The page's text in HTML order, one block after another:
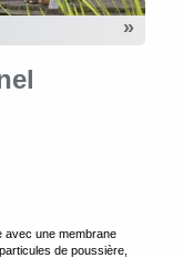
»
avec une membrane
de poussière,